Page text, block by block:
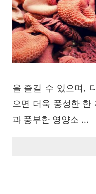
을 즐길 수 있으며,
으면 더욱 풍성한 한
과 풍부한 영양소 ...